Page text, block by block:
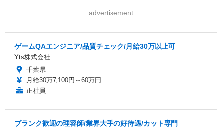
advertisement
ゲームQAエンジニア/品質チェック/月給30万以上可
Yts株式会社
千葉県
月給30万7,100円～60万円
正社員
ブランク歓迎の理容師/業界大手の好待遇/カット専門